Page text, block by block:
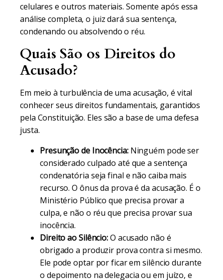
celulares e outros materiais. Somente após essa
análise completa, o juiz dará sua sentença,
condenando ou absolvendo o réu.
Quais São os Direitos do
Acusado?
Em meio à turbulência de uma acusação, é vital
conhecer seus direitos fundamentais, garantidos
pela Constituição. Eles são a base de uma defesa
justa.
Presunção de Inocência:Ninguém pode ser
considerado culpado até que a sentença
condenatória seja final e não caiba mais
recurso. O ônus da prova é da acusação. É o
Ministério Público que precisa provar a
culpa, e não o réu que precisa provar sua
inocência.
Direito ao Silêncio:O acusado não é
obrigado a produzir prova contra si mesmo.
Ele pode optar por ficar em silêncio durante
o depoimento na delegacia ou em juízo, e